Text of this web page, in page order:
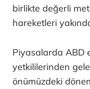
birlikte değerli
hareketleri
Piyasalarda ABD
yetkililerinden
önümüzdeki